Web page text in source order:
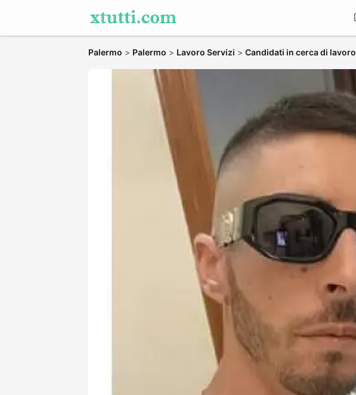
Palermo > Palermo > Lavoro Servizi > Candidati in cerca di lavoro